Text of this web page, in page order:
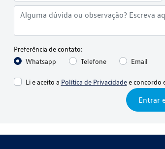
Preferência de contato:
Whatsapp
Telefone Email
Li e aceito a Política de Privacidadee concordo
Entrar